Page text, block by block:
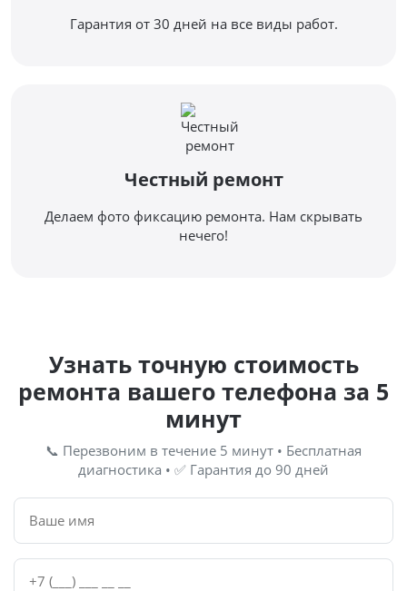
Гарантия от 30 дней на все виды работ.
Честный ремонт
Делаем фото фиксацию ремонта. Нам скрывать
нечего!
Узнать точную стоимость
ремонта вашего телефона за 5
минут
📞 Перезвоним в течение 5 минут • Бесплатная
диагностика • ✅ Гарантия до 90 дней